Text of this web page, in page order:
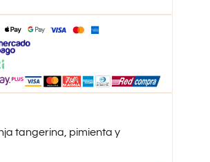
tangerina, pimienta y